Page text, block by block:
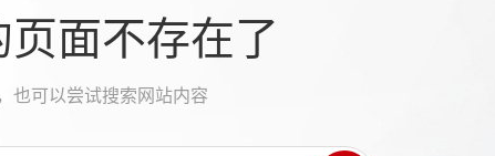
面不存在了
也可以尝试搜索网站内容